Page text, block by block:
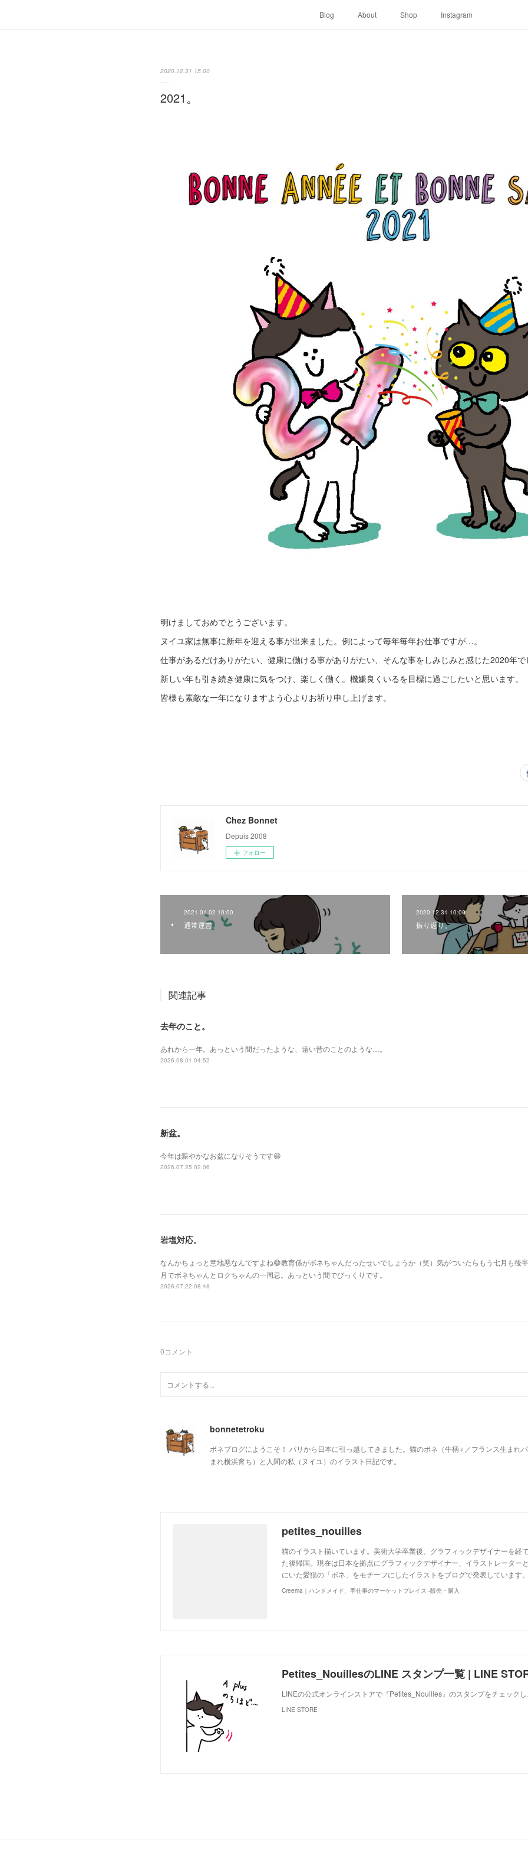
Blog About Shop Instagram
2020.12.31 15:00
2021。
明けましておめでとうございます。
ヌイユ家は無事に新年を迎える事が出来ました。例によって毎年毎年お仕事ですが…。
仕事があるだけありがたい、健康に働ける事がありがたい、そんな事をしみじみと感じた2020年で
新しい年も引き続き健康に気をつけ、楽しく働く。機嫌良くいるを目標に過ごしたいと思います。
皆様も素敵な一年になりますよう心よりお祈り申し上げます。
Chez Bonnet
Depuis 2008
フォロー
2021.01.02 10:00
通常運営。
2020.12.31 10:00
振り返り。
関連記事
去年のこと。
あれから一年。あっという間だったような、遠い昔のことのような…。
2026.08.01 04:52
新盆。
今年は賑やかなお盆になりそうです😆
2026.07.25 02:06
岩塩対応。
なんかちょっと意地悪なんですよね😅教育係がボネちゃんだったせいでしょうか（笑）気がついたらもう七月も後
月でボネちゃんとロクちゃんの一周忌。あっという間でびっくりです。
2026.07.22 08:48
0コメント
bonnetetroku
ボネブログにようこそ！ パリから日本に引っ越してきました。猫のボネ（牛柄♀／フランス生まれ
まれ横浜育ち）と人間の私（ヌイユ）のイラスト日記です。
petites_nouilles
猫のイラスト描いています。美術大学卒業後、グラフィックデザイナーを経
た後帰国。現在は日本を拠点にグラフィックデザイナー、イラストレーター
にいた愛猫の「ボネ」をモチーフにしたイラストをブログで発表していま
Creema｜ハンドメイド、手仕事のマーケットプレイス -販売・購入
Petites_NouillesのLINE スタンプ一覧 | LINE
LINEの公式オンラインストアで『Petites_Nouilles』のスタンプをチェック
LINE STORE